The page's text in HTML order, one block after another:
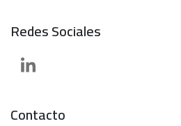
Redes Sociales
Contacto